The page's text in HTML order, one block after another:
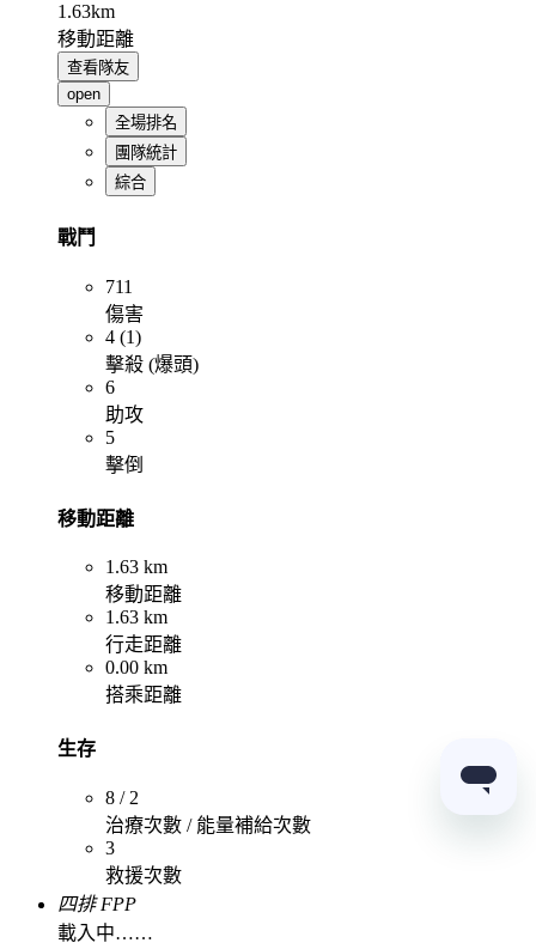
1.63km
移動距離
查看隊友
open
全場排名
團隊統計
綜合
戰鬥
711
傷害
4 (1)
擊殺 (爆頭)
6
助攻
5
擊倒
移動距離
1.63 km
移動距離
1.63 km
行走距離
0.00 km
搭乘距離
生存
8 / 2
治療次數 / 能量補給次數
3
救援次數
四排 FPP
載入中……